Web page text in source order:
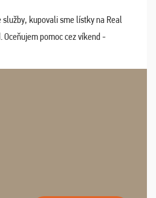
služby, kupovali sme lístky na Real
Oceňujem pomoc cez víkend -
bolo dobré, štadión Barnabéu ...